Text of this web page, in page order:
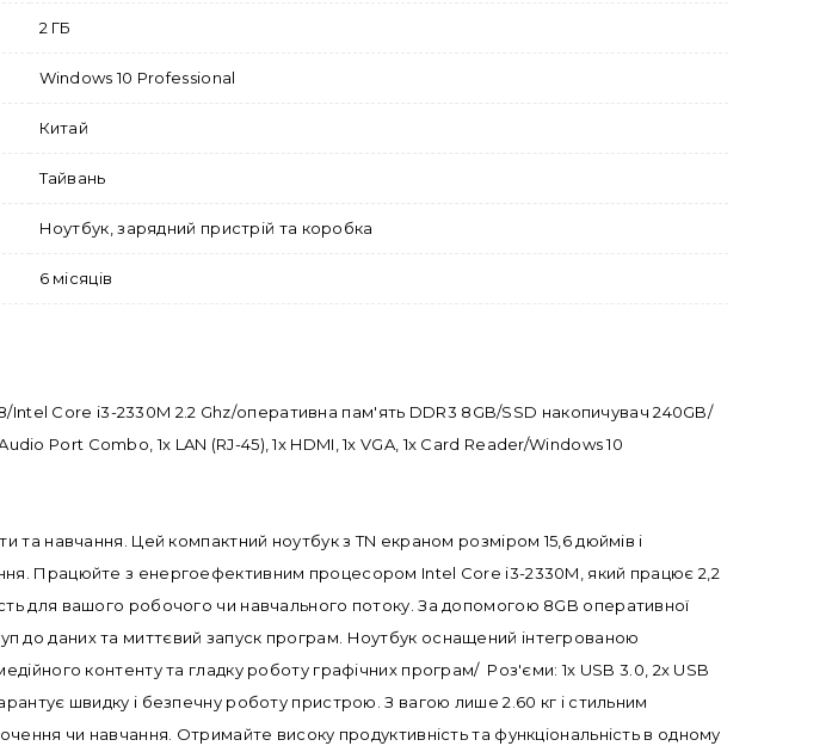
2 ГБ
Windows 10 Professional
Китай
Тайвань
Ноутбук, зарядний пристрій та коробка
6 місяців
Intel Core i3-2330M 2.2 Ghz/оперативна пам'ять DDR3 8GB/SSD накопичувач 240GB/
Port Combo, 1x LAN (RJ-45), 1x HDMI, 1x VGA, 1x Card Reader/Windows 10
та навчання. Цей компактний ноутбук з TN екраном розміром 15,6 дюймів і
Працюйте з енергоефективним процесором Intel Core i3-2330M, який працює 2,2
для вашого робочого чи навчального потоку. За допомогою 8GB оперативної
до даних та миттєвий запуск програм. Ноутбук оснащений інтегрованою
контенту та гладку роботу графічних програм/ Роз'єми: 1x USB 3.0, 2x USB
швидку і безпечну роботу пристрою. З вагою лише 2.60 кг і стильним
чи навчання. Отримайте високу продуктивність та функціональність в одному